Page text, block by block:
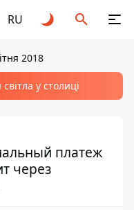
RU
2018
у столиці
платеж
через